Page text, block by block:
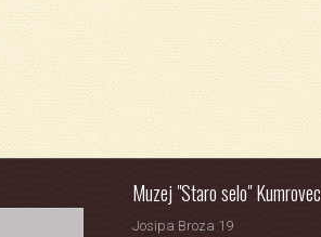
Muzej "Staro selo" Kumrovec
Josipa Broza 19